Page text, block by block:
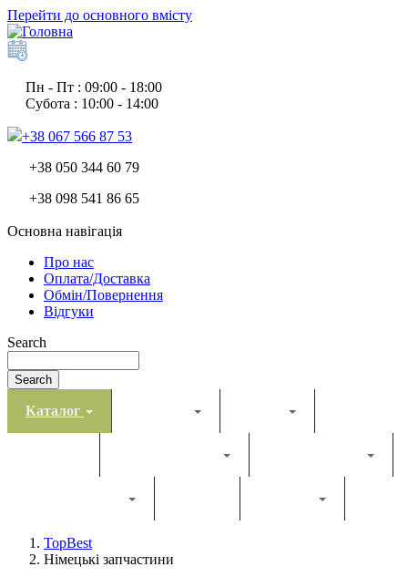
Перейти до основного вмісту
Пн - Пт : 09:00 - 18:00
Субота : 10:00 - 14:00
+38 067 566 87 53
+38 050 344 60 79
+38 098 541 86 65
Основна навігація
Про нас
Оплата/Доставка
Обмін/Повернення
Відгуки
Search
Search
Каталог
TopBest
Німецькі запчастини